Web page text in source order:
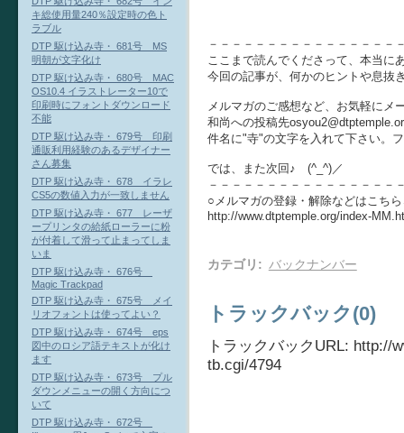
－－－－－－－－－－－－－－－－
ここまで読んでくださって、本当に
今回の記事が、何かのヒントや息抜
メルマガのご感想など、お気軽にメ
和尚への投稿先
件名に"寺"の文字を入れて下さい。
では、また次回♪ (^_^)／
－－－－－－－－－－－－－－－－
○メルマガの登録・解除などはこち
http://www.dtptemple.org/index-
カテゴリ : バックナンバー
トラックバック(0)
トラックバックURL: http://
tb.cgi/4794
キ総使用量240％設定時の色ト
ラブル
DTP 駆け込み寺・ 681号 MS
明朝が文字化け
DTP 駆け込み寺・ 680号 MAC
OS10.4 イラストレーター10で
印刷時にフォントダウンロード
不能
DTP 駆け込み寺・ 679号 印刷
通販利用経験のあるデザイナー
さん募集
DTP 駆け込み寺・ 678 イラレ
CS5の数値入力が一致しません
DTP 駆け込み寺・ 677 レーザ
ープリンタの給紙ローラーに粉
が付着して滑って止まってしま
いま
DTP 駆け込み寺・ 676号
Magic Trackpad
DTP 駆け込み寺・ 675号 メイ
リオフォントは使ってよい？
DTP 駆け込み寺・ 674号 eps
図中のロシア語テキストが化け
ます
DTP 駆け込み寺・ 673号 プル
ダウンメニューの開く方向につ
いて
DTP 駆け込み寺・ 672号